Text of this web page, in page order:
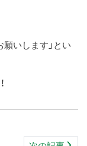
いします」とい